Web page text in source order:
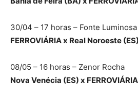
30/04 – 17 horas – Fonte Luminosa
FERROVIÁRIA x Real Noroeste (ES)
08/05 – 16 horas – Zenor Rocha
Nova Venécia (ES) x FERROVIÁRIA